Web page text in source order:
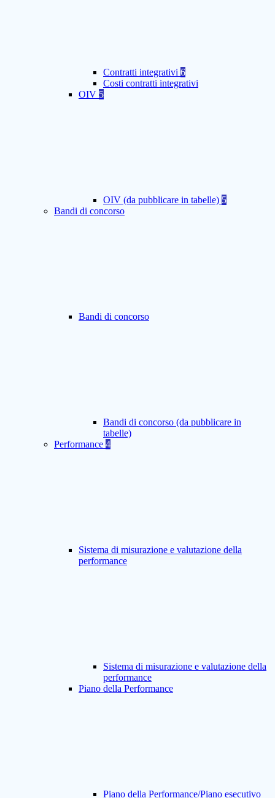
Contratti integrativi 6
Costi contratti integrativi
OIV 5
OIV (da pubblicare in tabelle) 5
Bandi di concorso
Bandi di concorso
Bandi di concorso (da pubblicare in
tabelle)
Performance 4
Sistema di misurazione e valutazione della
performance
Sistema di misurazione e valutazione della
performance
Piano della Performance
Piano della Performance/Piano esecutivo